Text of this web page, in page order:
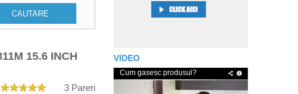
CAUTARE
15.6 INCH
3 Pareri
VIDEO
Cum gasesc produsul?